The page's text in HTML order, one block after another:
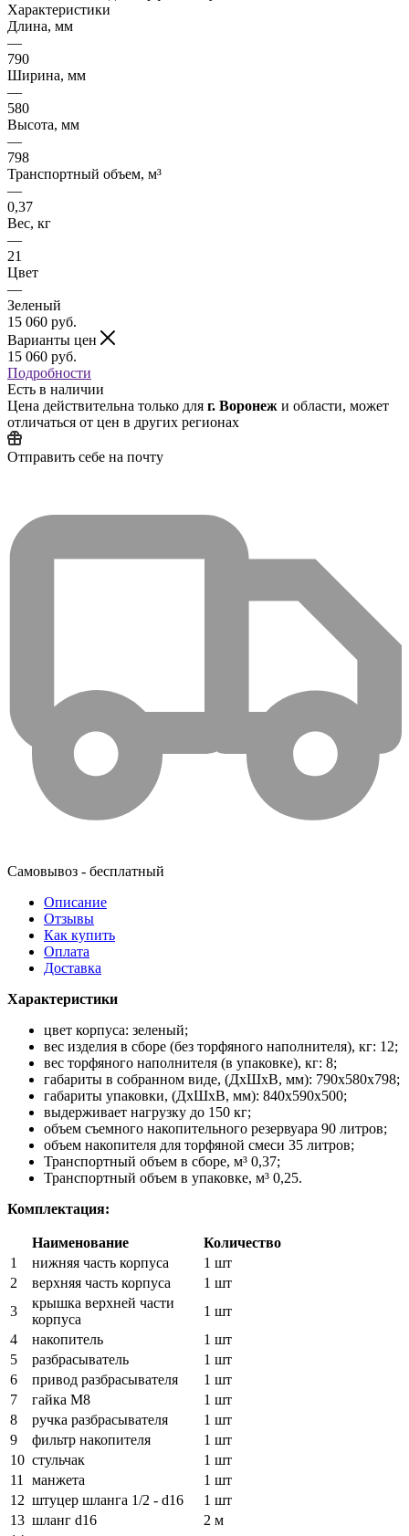
Характеристики
Длина, мм
—
790
Ширина, мм
—
580
Высота, мм
—
798
Транспортный объем, м³
—
0,37
Вес, кг
—
21
Цвет
—
Зеленый
15 060 руб.
Варианты цен
15 060 руб.
Подробности
Есть в наличии
Цена действительна только для г. Воронеж и области, может
отличаться от цен в других регионах
Отправить себе на почту
Самовывоз - бесплатный
Описание
Отзывы
Как купить
Оплата
Доставка
Характеристики
цвет корпуса: зеленый;
вес изделия в сборе (без торфяного наполнителя), кг: 12;
вес торфяного наполнителя (в упаковке), кг: 8;
габариты в собранном виде, (ДхШхВ, мм): 790х580х798;
габариты упаковки, (ДхШхВ, мм): 840х590х500;
выдерживает нагрузку до 150 кг;
объем съемного накопительного резервуара 90 литров;
объем накопителя для торфяной смеси 35 литров;
Транспортный объем в сборе, м³ 0,37;
Транспортный объем в упаковке, м³ 0,25.
Комплектация:
Наименование
Количество
1
нижняя часть корпуса
1 шт
2
верхняя часть корпуса
1 шт
3
крышка верхней части
корпуса
1 шт
4
накопитель
1 шт
5
разбрасыватель
1 шт
6
привод разбрасывателя
1 шт
7
гайка М8
1 шт
8
ручка разбрасывателя
1 шт
9
фильтр накопителя
1 шт
10 стульчак
1 шт
11
манжета
1 шт
12 штуцер шланга 1/2 - d16
1 шт
13 шланг d16
2 м